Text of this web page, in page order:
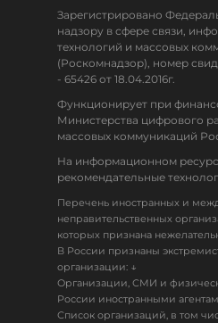
Зарегистрировано
надзору в сфере связи,
технологий и массовых
(Роскомнадзор), номер
- 65426 от 18.04.2016г.
Функционирует при
Министерства цифрового
массовых коммуникаций
На информационном
рекомендательные
Перечень иностранных и
неправительственных
которых признана
В России признаны
организации: ↓
Организации, СМИ и
России иностранными
Список организаций, в том